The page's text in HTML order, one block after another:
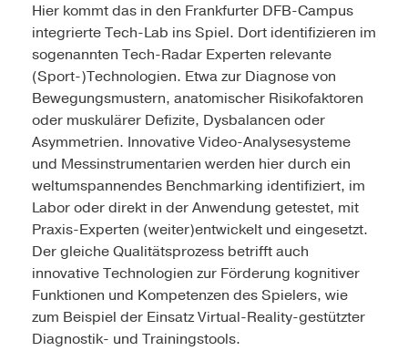
Hier kommt das in den Frankfurter DFB-Campus
integrierte Tech-Lab ins Spiel. Dort identifizieren im
sogenannten Tech-Radar Experten relevante
(Sport-)Technologien. Etwa zur Diagnose von
Bewegungsmustern, anatomischer Risikofaktoren
oder muskulärer Defizite, Dysbalancen oder
Asymmetrien. Innovative Video-Analysesysteme
und Messinstrumentarien werden hier durch ein
weltumspannendes Benchmarking identifiziert, im
Labor oder direkt in der Anwendung getestet, mit
Praxis-Experten (weiter)entwickelt und eingesetzt.
Der gleiche Qualitätsprozess betrifft auch
innovative Technologien zur Förderung kognitiver
Funktionen und Kompetenzen des Spielers, wie
zum Beispiel der Einsatz Virtual-Reality-gestützter
Diagnostik- und Trainingstools.